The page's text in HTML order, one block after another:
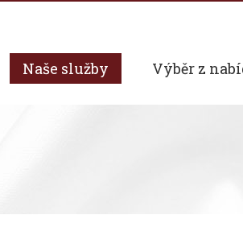
Naše služby Výběr z